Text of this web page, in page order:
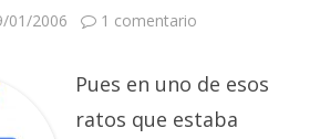
01/2006 1 comentario
Pues en uno de esos
ratos que estaba